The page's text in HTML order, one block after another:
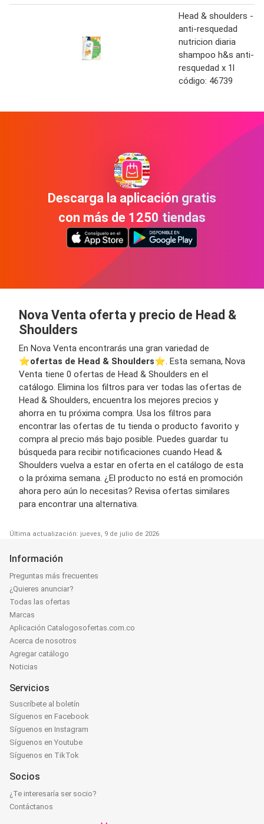
Head & shoulders -
anti-resquedad
nutricion diaria
shampoo h&s anti-
resquedad x 1l
código: 46739
Descarga la aplicación gratis
con más de 1250 tiendas
Nova Venta oferta y precio de Head &
Shoulders
En Nova Venta encontrarás una gran variedad de
⭐️ofertas de Head & Shoulders⭐️. Esta semana, Nova
Venta tiene 0 ofertas de Head & Shoulders en el
catálogo. Elimina los filtros para ver todas las ofertas de
Head & Shoulders, encuentra los mejores precios y
ahorra en tu próxima compra. Usa los filtros para
encontrar las ofertas de tu tienda o producto favorito y
compra al precio más bajo posible. Puedes guardar tu
búsqueda para recibir notificaciones cuando Head &
Shoulders vuelva a estar en oferta en el catálogo de esta
o la próxima semana. ¿El producto no está en promoción
ahora pero aún lo necesitas? Revisa ofertas similares
para encontrar una alternativa.
Última actualización: jueves, 9 de julio de 2026
Información
Preguntas más frecuentes
¿Quieres anunciar?
Todas las ofertas
Marcas
Aplicación Catalogosofertas.com.co
Acerca de nosotros
Agregar catálogo
Noticias
Servicios
Suscríbete al boletín
Síguenos en Facebook
Síguenos en Instagram
Síguenos en Youtube
Síguenos en TikTok
Socios
¿Te interesaría ser socio?
Contáctanos